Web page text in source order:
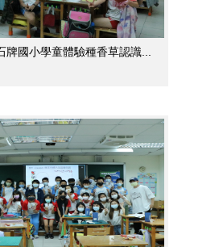
國小學童體驗種香草認識...